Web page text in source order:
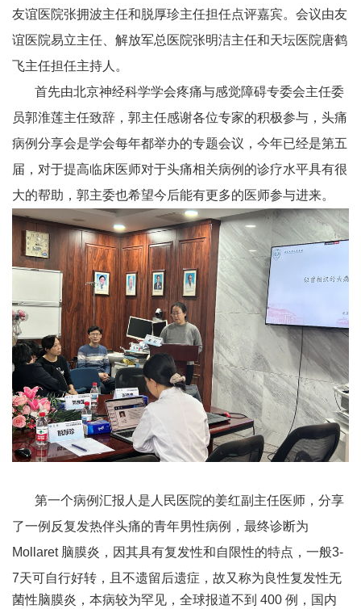
友谊医院张拥波主任和脱厚珍主任担任点评嘉宾。会议由友
谊医院易立主任、解放军总医院张明洁主任和天坛医院唐鹤
飞主任担任主持人。
首先由北京神经科学学会疼痛与感觉障碍专委会主任委
员郭淮莲主任致辞，郭主任感谢各位专家的积极参与，头痛
病例分享会是学会每年都举办的专题会议，今年已经是第五
届，对于提高临床医师对于头痛相关病例的诊疗水平具有很
大的帮助，郭主委也希望今后能有更多的医师参与进来。
第一个病例汇报人是人民医院的姜红副主任医师，分享
了一例反复发热伴头痛的青年男性病例，最终诊断为
Mollaret 脑膜炎，因其具有复发性和自限性的特点，一般3-
7天可自行好转，且不遗留 后遗症，故又称为良性复发性无
菌性脑膜炎，本病较为罕见，全球报道不到 400 例，国内